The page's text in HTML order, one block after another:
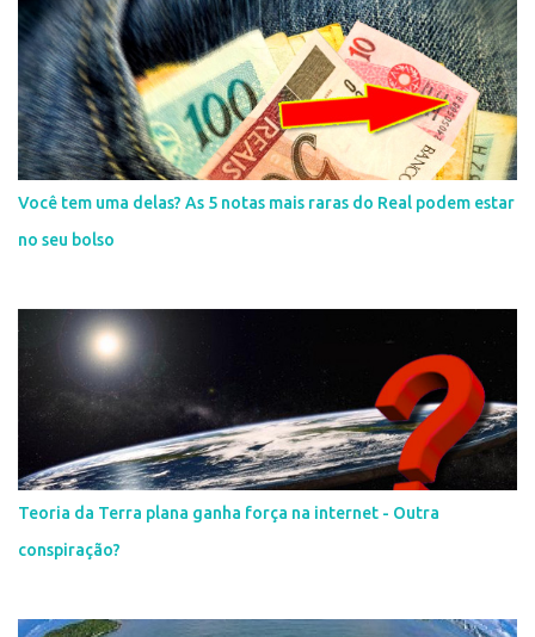
Você tem uma delas? As 5 notas mais raras do Real podem estar
no seu bolso
Teoria da Terra plana ganha força na internet - Outra
conspiração?